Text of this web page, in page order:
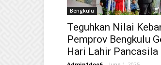
Bengkulu
Teguhkan Nilai
Pemprov Bengkulu
Hari Lahir Pancasila